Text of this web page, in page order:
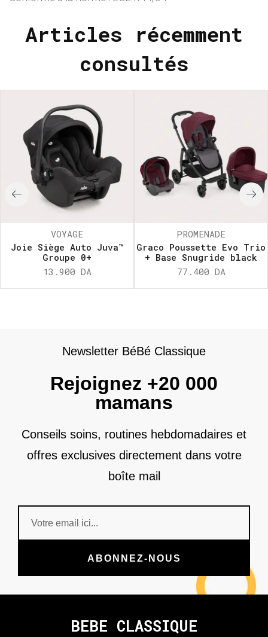
Articles récemment
consultés
VOYAGE
Joie Siège Auto Juva™
Groupe 0+
13.900 DA
PROMENADE
Graco Poussette Evo Trio
+ Base Snugride black
77.400 DA
Newsletter BéBé Classique
Rejoignez +20 000
mamans
Conseils soins, routines hebdomadaires et
offres exclusives directement dans votre
boîte mail
ABONNEZ-NOUS
BEBE CLASSIQUE